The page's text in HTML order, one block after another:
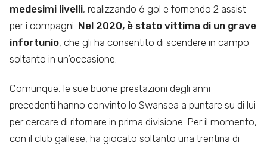
medesimi livelli, realizzando 6 gol e fornendo 2 assist
per i compagni. Nel 2020, è stato vittima di un grave
infortunio, che gli ha consentito di scendere in campo
soltanto in un’occasione.
Comunque, le sue buone prestazioni degli anni
precedenti hanno convinto lo Swansea a puntare su di lui
per cercare di ritornare in prima divisione. Per il momento,
con il club gallese, ha giocato soltanto una trentina di